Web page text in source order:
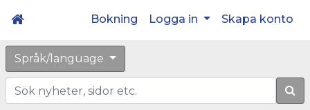
Bokning Logga in Skapa konto
Språk/language
Sök